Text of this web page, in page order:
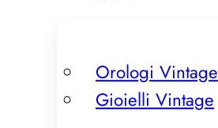
Orologi Vintage
Gioielli Vintage